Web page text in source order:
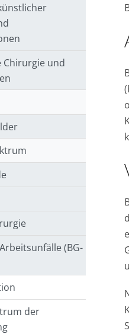
und
(BG-
der